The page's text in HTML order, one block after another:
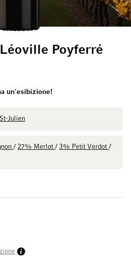
Poyferré
un'esibizione!
St-Julien
/ 27% Merlot/ 3% Petit Verdot/